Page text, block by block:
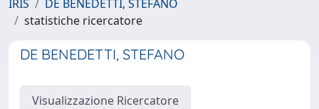
IRIS
DE BENEDETTI, STEFANO
statistiche ricercatore
DE BENEDETTI, STEFANO
Visualizzazione Ricercatore